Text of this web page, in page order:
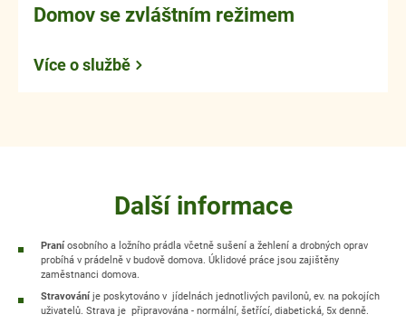
Domov se zvláštním režimem
Více o službě
Další informace
Praníosobního a ložního prádla včetně sušení a žehlení a drobných oprav
probíhá v prádelně v budově domova. Úklidové práce jsou zajištěny
zaměstnanci domova.
Stravováníje poskytováno v jídelnách jednotlivých pavilonů, ev. na pokojích
uživatelů. Strava je připravována - normální, šetřící, diabetická, 5x denně.